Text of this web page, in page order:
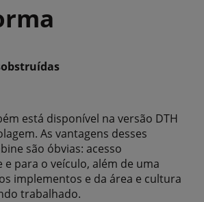
está disponível na versão DTH
As vantagens desses
são óbvias: acesso
e para o veículo, além de uma
implementos e da área e cultura
trabalhado.